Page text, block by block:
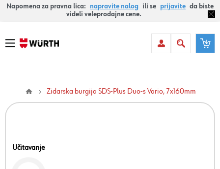
Napomena za pravna lica: napravite nalog ili se prijavite da biste
videli veleprodajne cene.
Zidarska burgija SDS-Plus Duo-s Vario, 7x160mm
Učitavanje